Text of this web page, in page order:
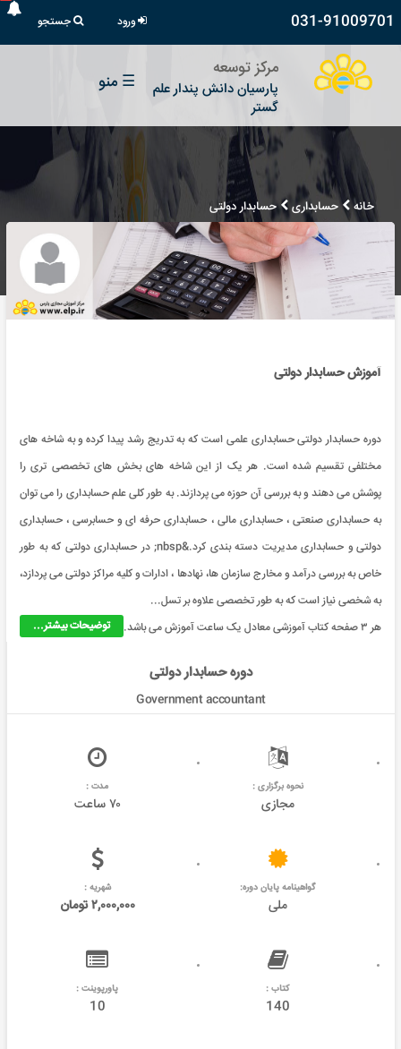
031-91009701 ورود جستجو
مرکز توسعه
پارسیان دانش پندار علم
گستر
☰ منو
خانه حسابداری حسابدار دولتی
آموزش حسابدار دولتی
دوره حسابدار دولتی حسابداری علمی است که به تدریج رشد پیدا کرده و به شاخه های
مختلفی تقسیم شده است. هر یک از این شاخه های بخش های تخصصی تری را
پوشش می دهند و به بررسی آن حوزه می پردازند. به طور کلی علم حسابداری را می توان
به حسابداری صنعتی ، حسابداری مالی ، حسابداری حرفه ای و حسابرسی ، حسابداری
دولتی و حسابداری مدیریت دسته بندی کرد.&nbsp; در حسابداری دولتی که به طور
خاص به بررسی درآمد و مخارج سازمان ها، نهادها ، ادارات و کلیه مراکز دولتی می پردازد،
به شخصی نیاز است که به طور تخصصی علاوه بر تسل...
توضیحات بیشتر...
هر ۳ صفحه کتاب آموزشی معادل یک ساعت آموزش می باشد.
دوره حسابدار دولتی
Government accountant
نحوه برگزاری :
مجازی
مدت :
۷۰ ساعت
گواهینامه پایان دوره:
ملی
شهریه :
۲,۰۰۰,۰۰۰ تومان
کتاب :
140
پاورپوینت :
10